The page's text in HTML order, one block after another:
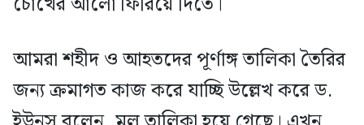
আমরা শহীদ ও আহতদের পূর্ণাঙ্গ তালিকা তৈরির
জন্য ক্রমাগত কাজ করে যাচ্ছি উল্লেখ করে ড.